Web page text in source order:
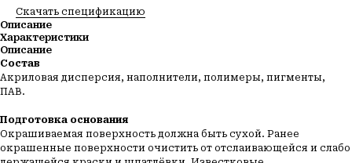
Каталог
Услуги
О компании
Контакты B2B
Связаться
Скачать спецификацию
Описание
Характеристики
Описание
Состав
Акриловая дисперсия, наполнители, полимеры, пигменты,
ПАВ.
Подготовка основания
Окрашиваемая поверхность должна быть сухой. Ранее
окрашенные поверхности очистить от отслаивающейся и слабо